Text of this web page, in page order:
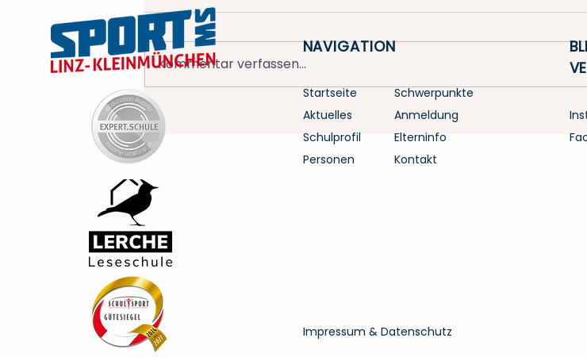
Ein Abschied, der uns
nicht leichtfällt
Rückblick auf das
Schuljahr 2025/26
Kommentar verfassen...
NAVIGATION
Startseite
Aktuelles
Schulprofil
Personen
Schwerpunkte
Anmeldung
Elterninfo
Kontakt
Impressum & Datenschutz